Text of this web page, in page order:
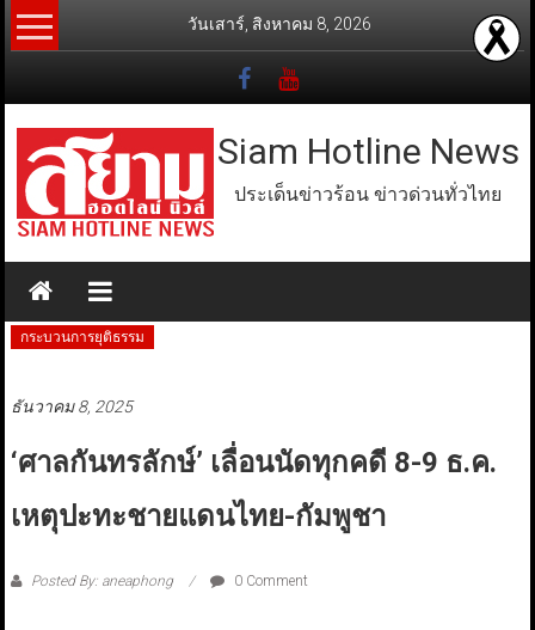
Skip
to
วันเสาร์, สิงหาคม 8, 2026
Siam Hotline News
ประเด็นข่าวร้อน ข่าวด่วนทั่วไทย
กระบวนการยุติธรรม
ธันวาคม 8, 2025
‘ศาลกันทรลักษ์’ เลื่อนนัดทุกคดี 8-9 ธ.ค.
เหตุปะทะชายแดนไทย-กัมพูชา
Posted By: aneaphong 0 Comment